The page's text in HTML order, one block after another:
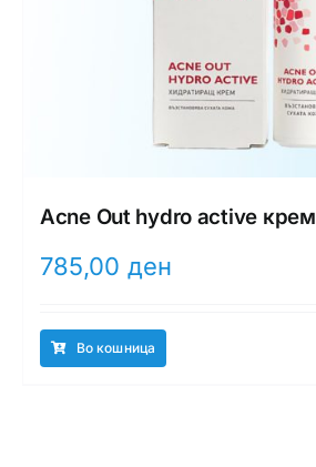
Acne Out hydro activе крем
785,00 ден
Во кошница